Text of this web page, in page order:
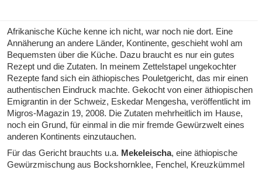
Afrikanische Küche kenne ich nicht, war noch nie dort. Eine
Annäherung an andere Länder, Kontinente, geschieht wohl am
Bequemsten über die Küche. Dazu braucht es nur ein gutes
Rezept und die Zutaten. In meinem Zettelstapel ungekochter
Rezepte fand sich ein äthiopisches Pouletgericht, das mir einen
authentischen Eindruck machte. Gekocht von einer äthiopischen
Emigrantin in der Schweiz, Eskedar Mengesha, veröffentlicht im
Migros-Magazin 19, 2008. Die Zutaten mehrheitlich im Hause,
noch ein Grund, für einmal in die mir fremde Gewürzwelt eines
anderen Kontinents einzutauchen.
Für das Gericht brauchts u.a. Mekeleischa, eine äthiopische
Gewürzmischung aus Bockshornklee, Fenchel, Kreuzkümmel